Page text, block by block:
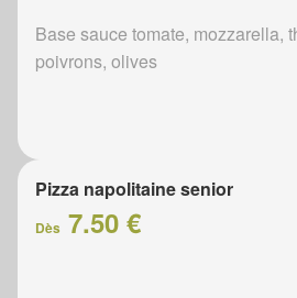
Base sauce tomate, mozzarella,
poivrons, olives
Pizza napolitaine senior
Dès 7.50 €